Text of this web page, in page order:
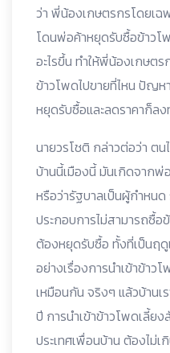
ว่า พี่น้องเกษตรกรโดยเ
โดนพ่อค้าหยุดรับซื้อข้าวโ
อะไรขึ้น ทำให้พี่น้องเกษต
ข้าวโพดไปขายที่ไหน ปัญห
หยุดรับซื้อและลดราคาก็ล
นายวรโชติ กล่าวต่อว่า ตน
บ้านนี้เมืองนี้ มันเกิดจาก
หรือว่ารัฐบาลเป็นผู้กำหน
ประกอบการไม่สามารถซื้
ต้องหยุดรับซื้อ ทั้งที่เป็นฤดู
อย่างเรื่องการนำเข้าข้าว
เหมือนกัน จริงๆ แล้วบ้าน
ปี การนำเข้าข้าวโพดเลี้ย
ประเทศเพื่อนบ้าน ต้องไม่